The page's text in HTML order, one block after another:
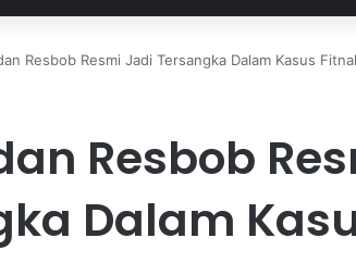
Resbob Resmi Jadi Tersangka Dalam Kasus
Resbob
Dalam